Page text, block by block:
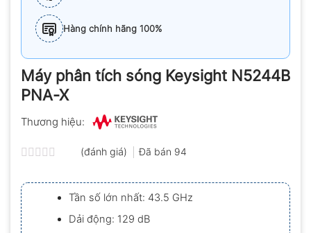
Hàng chính hãng 100%
Máy phân tích sóng Keysight N5244B
PNA-X
Thương hiệu:
xếp
hạng
0.0
5
sao
(đánh giá) Đã bán 94
Tần số lớn nhất: 43.5 GHz
Dải động: 129 dB